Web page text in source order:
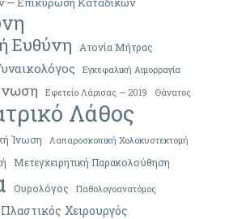
Ευθύνη
Ατονία Μήτρας
Εγκεφαλική Αιμορραγία
Εφετείο Λάρισας — 2019 Θάνατος
Λάθος
Ίνωση Λαπαροσκοπική Χολοκυστεκτομή
Μετεγχειρητική Παρακολούθηση
Ουρολόγος Παθολογοανατόμος
Πλαστικός Χειρουργός